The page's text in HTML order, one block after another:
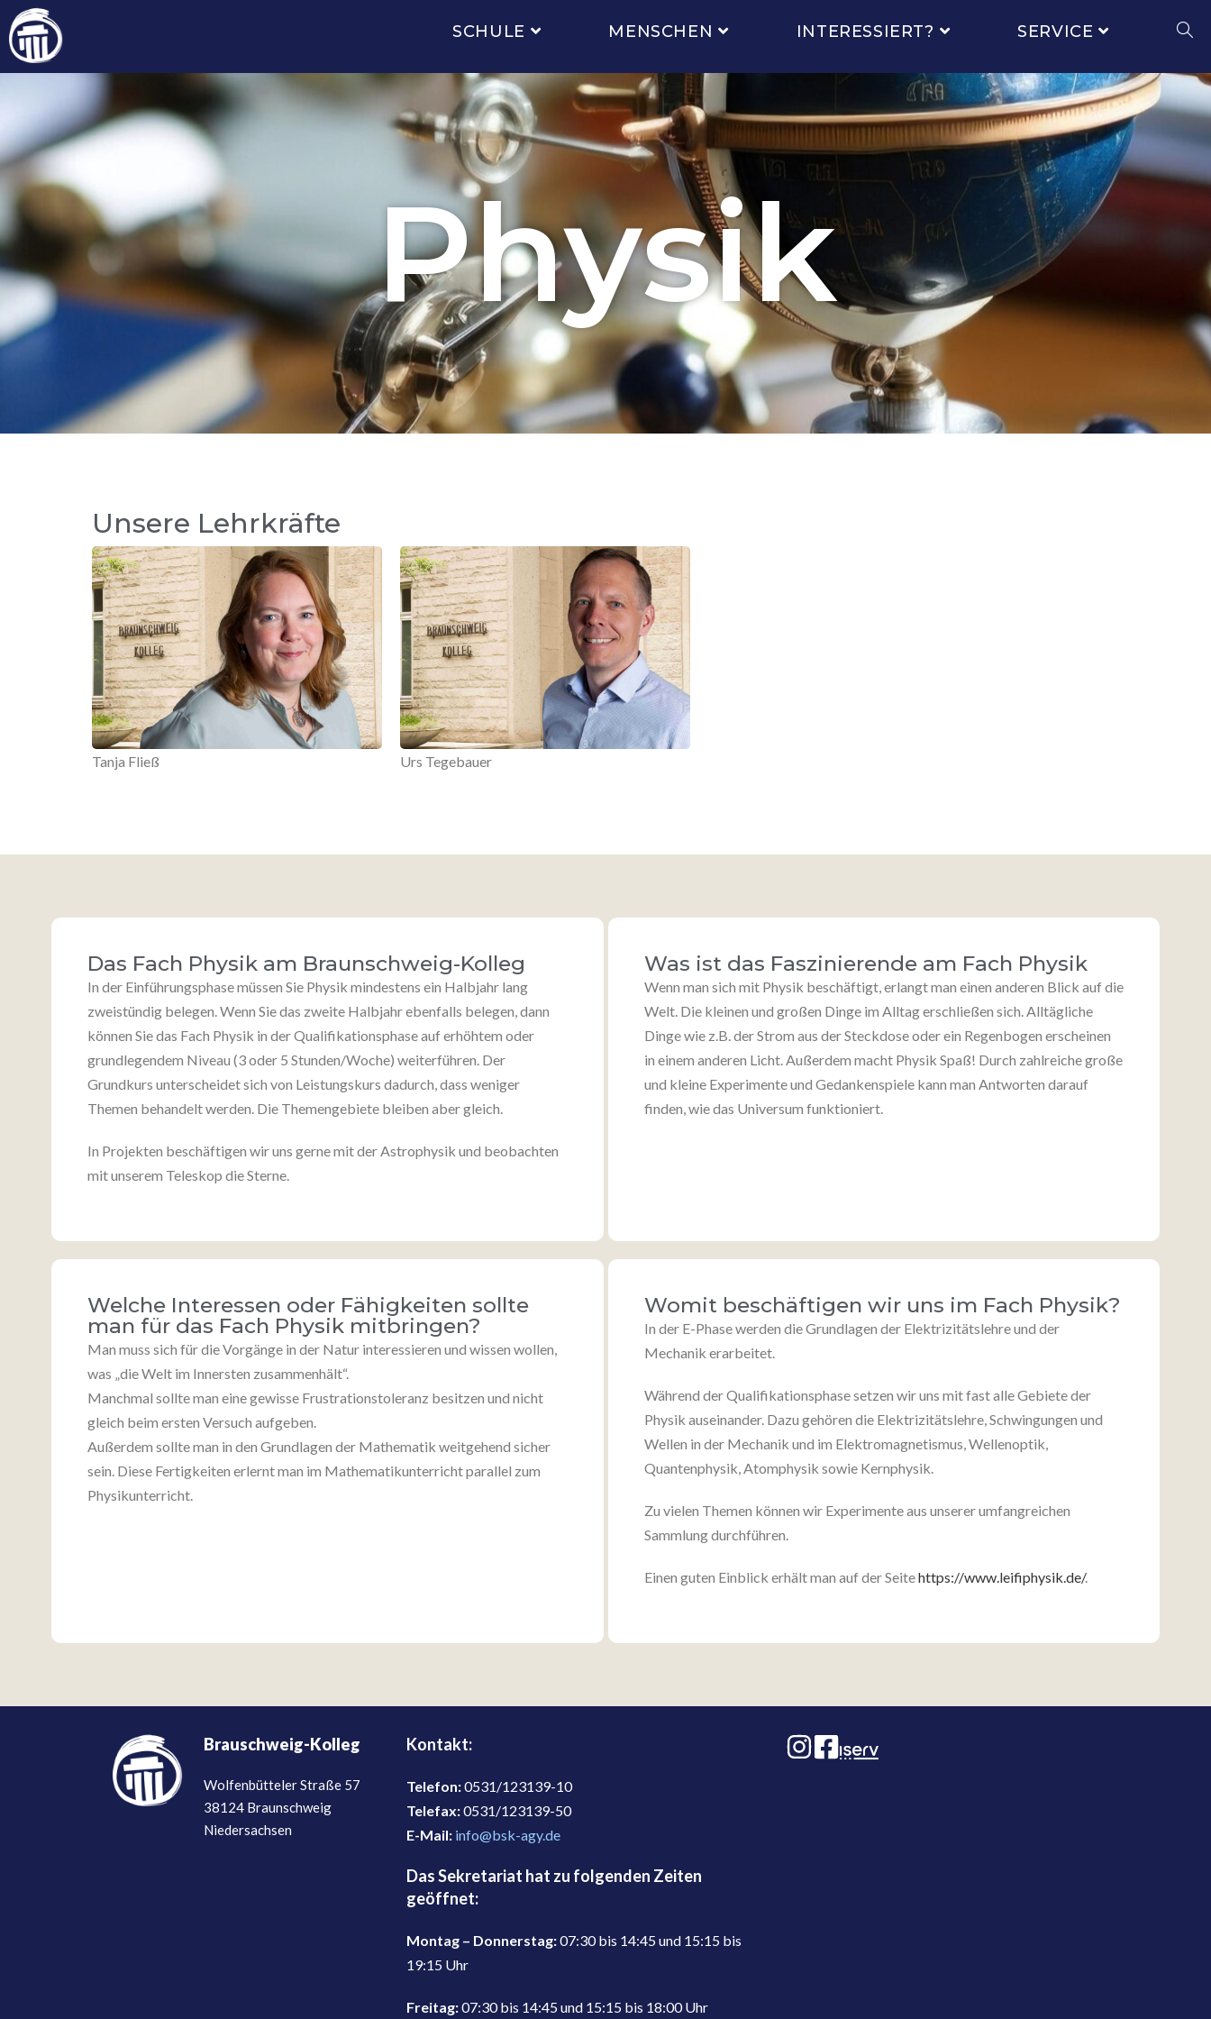
SCHULE MENSCHEN INTERESSIERT? SERVICE
Physik
Unsere Lehrkräfte
Tanja Fließ Urs Tegebauer
Das Fach Physik am Braunschweig-Kolleg
In der Einführungsphase müssen Sie Physik mindestens ein Halbjahr lang
zweistündig belegen. Wenn Sie das zweite Halbjahr ebenfalls belegen, dann
können Sie das Fach Physik in der Qualifikationsphase auf erhöhtem oder
grundlegendem Niveau (3 oder 5 Stunden/Woche) weiterführen. Der
Grundkurs unterscheidet sich von Leistungskurs dadurch, dass weniger
Themen behandelt werden. Die Themengebiete bleiben aber gleich.
In Projekten beschäftigen wir uns gerne mit der Astrophysik und beobachten
mit unserem Teleskop die Sterne.
Was ist das Faszinierende am Fach Physik
Wenn man sich mit Physik beschäftigt, erlangt man einen anderen Blick auf die
Welt. Die kleinen und großen Dinge im Alltag erschließen sich. Alltägliche
Dinge wie z.B. der Strom aus der Steckdose oder ein Regenbogen erscheinen
in einem anderen Licht. Außerdem macht Physik Spaß! Durch zahlreiche große
und kleine Experimente und Gedankenspiele kann man Antworten darauf
finden, wie das Universum funktioniert.
Welche Interessen oder Fähigkeiten sollte
man für das Fach Physik mitbringen?
Man muss sich für die Vorgänge in der Natur interessieren und wissen wollen,
was „die Welt im Innersten zusammenhält“.
Manchmal sollte man eine gewisse Frustrationstoleranz besitzen und nicht
gleich beim ersten Versuch aufgeben.
Außerdem sollte man in den Grundlagen der Mathematik weitgehend sicher
sein. Diese Fertigkeiten erlernt man im Mathematikunterricht parallel zum
Physikunterricht.
Womit beschäftigen wir uns im Fach Physik?
In der E-Phase werden die Grundlagen der Elektrizitätslehre und der
Mechanik erarbeitet.
Während der Qualifikationsphase setzen wir uns mit fast alle Gebiete der
Physik auseinander. Dazu gehören die Elektrizitätslehre, Schwingungen und
Wellen in der Mechanik und im Elektromagnetismus, Wellenoptik,
Quantenphysik, Atomphysik sowie Kernphysik.
Zu vielen Themen können wir Experimente aus unserer umfangreichen
Sammlung durchführen.
Einen guten Einblick erhält man auf der Seitehttps://www.leifiphysik.de/.
Brauschweig-Kolleg
Wolfenbütteler Straße 57
38124 Braunschweig
Niedersachsen
Kontakt:
Telefon:0531/123139-10
Telefax:0531/123139-50
E-Mail: info@bsk-agy.de
Das Sekretariat hat zu folgenden Zeiten
geöffnet:
Montag – Donnerstag:07:30 bis 14:45 und 15:15 bis
19:15 Uhr
Freitag:07:30 bis 14:45 und 15:15 bis 18:00 Uhr